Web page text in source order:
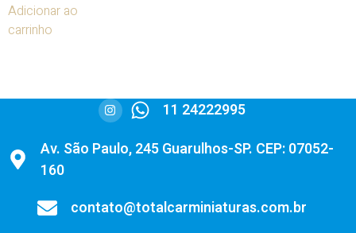
Adicionar ao
carrinho
11 24222995
Av. São Paulo, 245 Guarulhos-SP. CEP: 07052-
160
contato@totalcarminiaturas.com.br